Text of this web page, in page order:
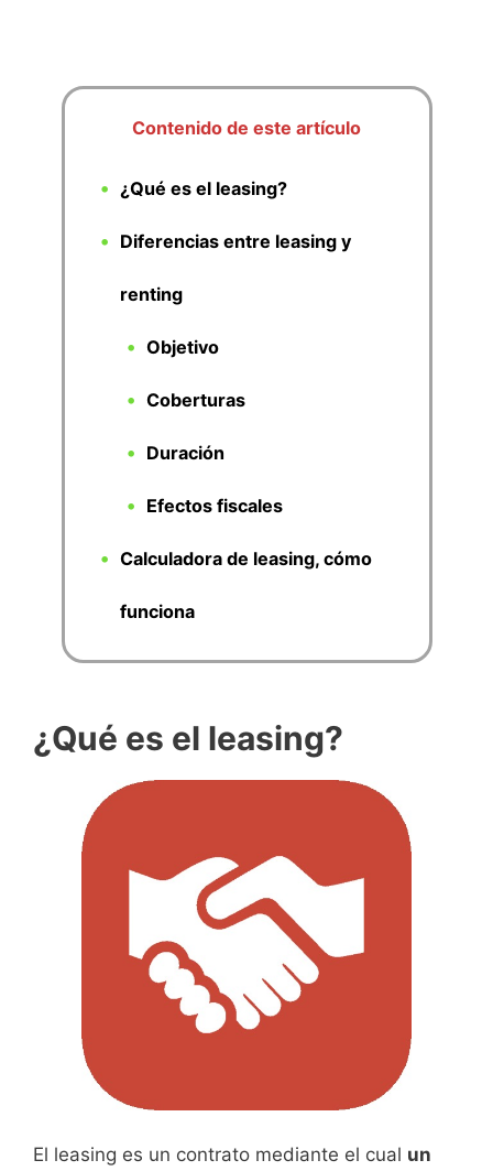
Contenido de este artículo
¿Qué es el leasing?
Diferencias entre leasing y
renting
Objetivo
Coberturas
Duración
Efectos fiscales
Calculadora de leasing, cómo
funciona
¿Qué es el leasing?
El leasing es un contrato mediante el cual un